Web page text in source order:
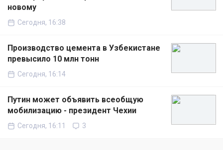
новому
Сегодня, 16:38
Производство цемента в Узбекистане
превысило 10 млн тонн
Сегодня, 16:14
Путин может объявить всеобщую
мобилизацию - президент Чехии
Сегодня, 16:11 3